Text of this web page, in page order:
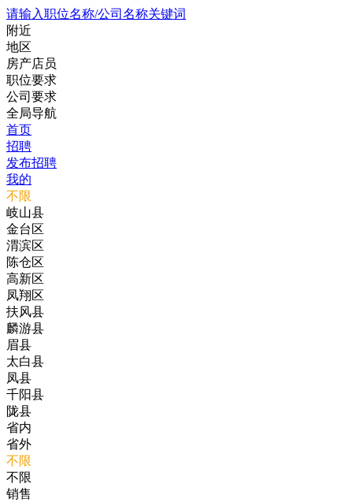
请输入职位名称/公司名称关键词
附近
地区
房产店员
职位要求
公司要求
全局导航
首页
招聘
发布招聘
我的
不限
岐山县
金台区
渭滨区
陈仓区
高新区
凤翔区
扶风县
麟游县
眉县
太白县
凤县
千阳县
陇县
省内
省外
不限
不限
销售